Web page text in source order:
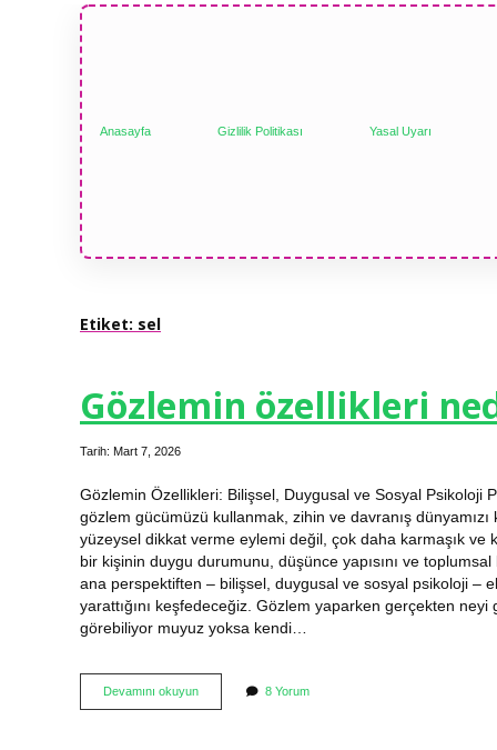
Anasayfa Gizlilik Politikası Yasal Uyarı
Etiket: sel
Gözlemin özellikleri
Tarih: Mart 7, 2026
Gözlemin Özellikleri: Bilişsel, Duygusal ve Sosyal Psikoloji
gözlem gücümüzü kullanmak, zihin ve davranış
yüzeysel dikkat verme eylemi değil, çok daha karmaşık ve
bir kişinin duygu durumunu, düşünce yapısını ve
ana perspektiften – bilişsel, duygusal ve sosyal psikoloji –
yarattığını keşfedeceğiz. Gözlem yaparken gerçekten
görebiliyor muyuz yoksa kendi…
Devamını okuyunGözlemin
özellikleri
8 Yorum